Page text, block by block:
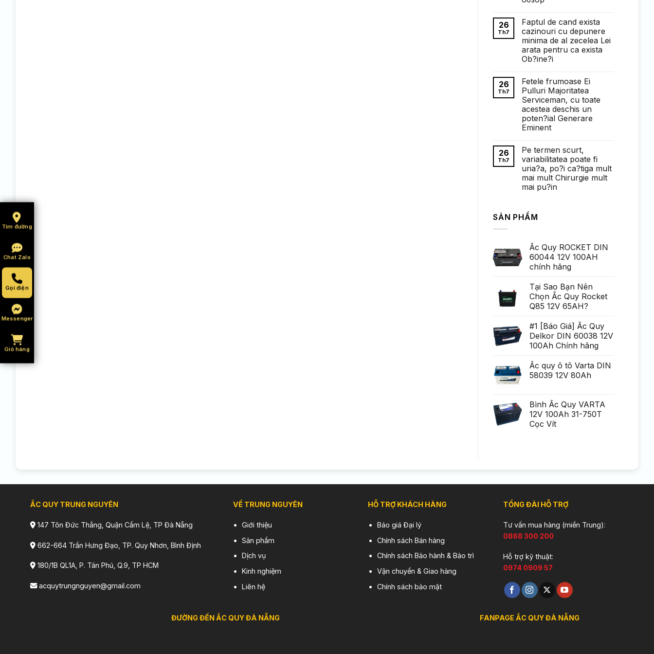
Довженка
українського
кіномистецтва
bình
luận
ở
Понимание
требований
к
ставкам
казино:
полный
обзор
26
Th7
Faptul de cand exista
cazinouri cu depunere
minima de al zecelea Lei
arata pentru ca exista
Ob?ine?i
bình
luận
ở
Faptul
de
cand
exista
cazinouri
cu
de
al
zecelea
Lei
arata
pentru
ca
26
Th7
Fetele frumoase Ei
Pulluri Majoritatea
Serviceman, cu toate
acestea deschis un
poten?ial Generare
Eminent
bình
luận
ở
Fetele
frumoase
Ei
Pulluri
toate
acestea
Generare
Eminent
26
Th7
Pe termen scurt,
variabilitatea poate fi
uria?a, po?i ca?tiga mult
mai mult Chirurgie mult
mai pu?in
luận
ở
variabilitatea
poate
fi
uria?
tiga
mult
mai
Chirurgie
mult
mai
pu?
SẢN PHẨM
Ắc Quy ROCKET DIN
60044 12V 100AH
chính hãng
Tại Sao Bạn Nên
Chọn Ắc Quy Rocket
Q85 12V 65AH?
#1 [Báo Giá] Ắc Quy
Delkor DIN 60038 12V
100Ah Chính hãng
Ắc quy ô tô Varta DIN
58039 12V 80Ah
Bình Ắc Quy VARTA
12V 100Ah 31-750T
Cọc Vít
ẮC QUY TRUNG NGUYÊN
147 Tôn Đức Thắng, Quận Cẩm Lệ, TP Đà Nẵng
662-664 Trần Hưng Đạo, TP. Quy Nhơn, Bình Định
180/1B QL1A, P. Tân Phú, Q.9, TP HCM
acquytrungnguyen@gmail.com
VỀ TRUNG NGUYÊN
Giới thiệu
Sản phẩm
Dịch vụ
Kinh nghiệm
Liên hệ
HỖ TRỢ KHÁCH HÀNG
Báo giá Đại lý
Chính sách Bán hàng
Chính sách Bảo hành & Bảo trì
Vận chuyển & Giao hàng
Chính sách bảo mật
TỔNG ĐÀI HỖ TRỢ
Tư vấn mua hàng (miền Trung):
0868 300 200
Hỗ trợ kỹ thuật:
0974 0909 57
ĐƯỜNG ĐẾN ẮC QUY ĐÀ NẴNG FANPAGE ẮC QUY ĐÀ NẴNG
Tìm đường
Chat Zalo
Gọi điện
Messenger
Giỏ hàng